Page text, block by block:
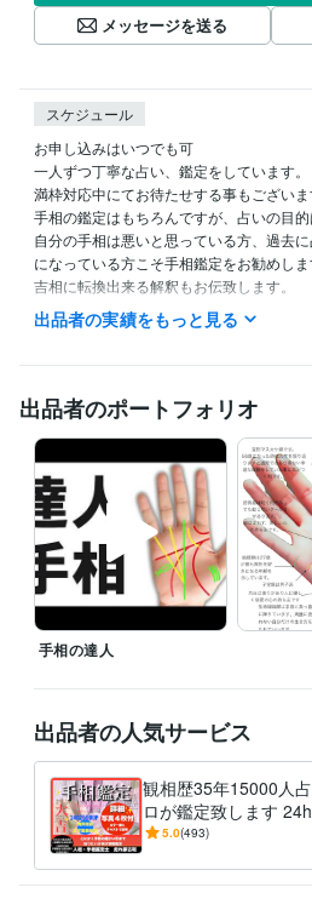
メッセージを送る
スケジュール
お申し込みはいつでも可
一人ずつ丁寧な占い、鑑定をしています。
満枠対応中にてお待たせする事もございま
手相の鑑定はもちろんですが、占いの目的
自分の手相は悪いと思っている方、過去
になっている方こそ手相鑑定をお勧めしま
吉相に転換出来る解釈もお伝致します。
手相は、過去の経験とこれから起きる事も
手相には、吉運の意味も、凶運な意味も合
せん。
自分は短気、気長である事も、人にどう思
になります。
客観的に自分を知る事で、自分の悩み、
できます。
何をやっても空回りする時こそ手相は心
不動産 / 不動産企画・不動産開発
ライフスタイル・その他 / 占い師 経験
6年
ライフスタイル・その他 / シェフ・パテ
職歴
ホワイトデンタルラボラトリー アミュ
1990年3月 ~ 現在
出品者の実績をもっと見る
出品者のポートフォリオ
手相の達人
出品者の人気サービス
観相歴35年15000人
ロが鑑定致します
字☪️線紋手形精密診
5.0(493)